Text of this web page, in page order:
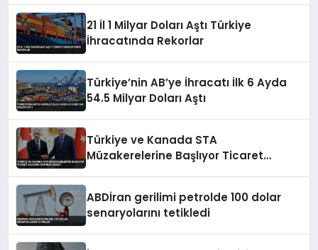
21 İl 1 Milyar Doları Aştı Türkiye
İhracatında Rekorlar
Türkiye’nin AB’ye İhracatı İlk 6 Ayda
54.5 Milyar Doları Aştı
Türkiye ve Kanada STA
Müzakerelerine Başlıyor Ticaret
ABDİran gerilimi petrolde 100 dolar
senaryolarını tetikledi